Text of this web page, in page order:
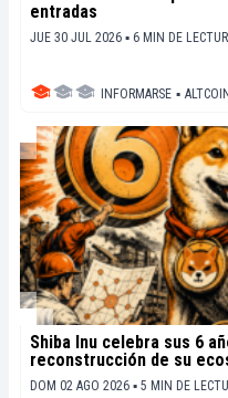
entradas
JUE 30 JUL 2026 ▪ 6 MIN DE
INFORMARSE ▪
Shiba Inu celebra sus 6
reconstrucción de su
DOM 02 AGO 2026 ▪ 5 MIN DE